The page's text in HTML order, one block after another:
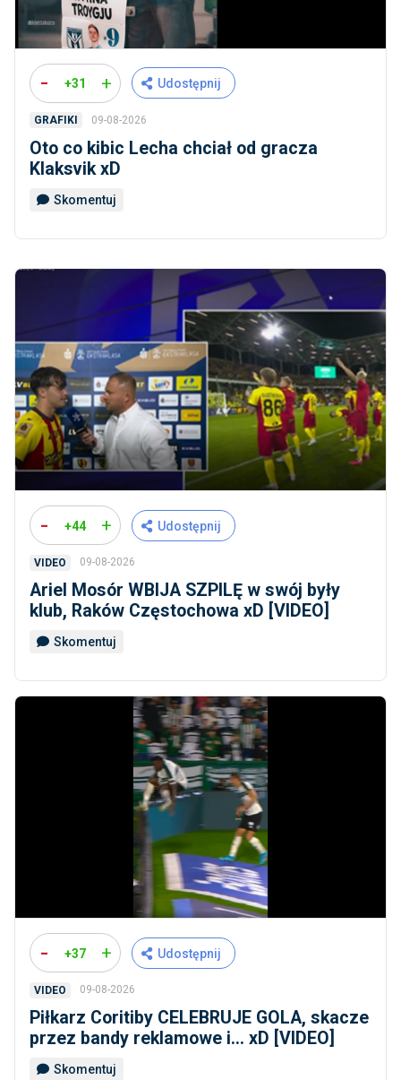
- +31 + Udostępnij
GRAFIKI 09-08-2026
Oto co kibic Lecha chciał od gracza
Klaksvik xD
Skomentuj
- +44 + Udostępnij
VIDEO 09-08-2026
Ariel Mosór WBIJA SZPILĘ w swój były
klub, Raków Częstochowa xD [VIDEO]
Skomentuj
- +37 + Udostępnij
VIDEO 09-08-2026
Piłkarz Coritiby CELEBRUJE GOLA, skacze
przez bandy reklamowe i... xD [VIDEO]
Skomentuj